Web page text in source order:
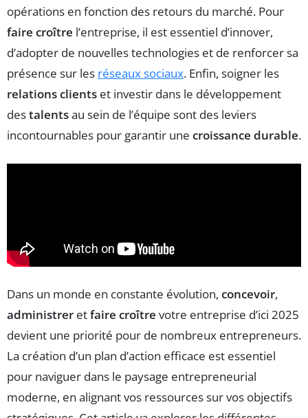
opérations en fonction des retours du marché. Pour
faire croître l’entreprise, il est essentiel d’innover,
d’adopter de nouvelles technologies et de renforcer sa
présence sur les réseaux sociaux. Enfin, soigner les
relations clients et investir dans le développement
destalentsau sein de l’équipe sont des leviers
incontournables pour garantir une croissance durable.
Dans un monde en constante évolution, concevoir,
administrer etfaire croître votre entreprise d’ici 2025
devient une priorité pour de nombreux entrepreneurs.
La création d’un plan d’action efficace est essentiel
pour naviguer dans le paysage entrepreneurial
moderne, en alignant vos ressources sur vos objectifs